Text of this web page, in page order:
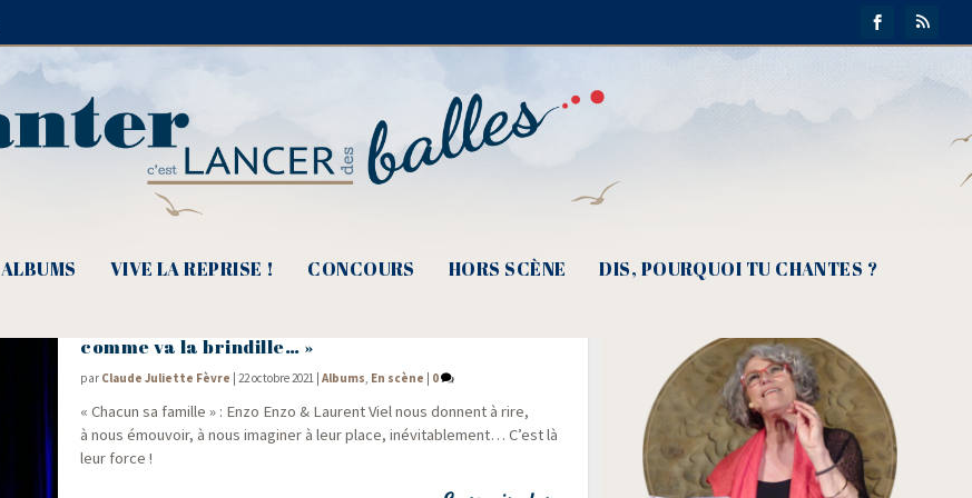
ALBUMS VIVE LA REPRISE ! CONCOURS HORS SCÈNE DIS, POURQUOI TU CHANTES ?
comme va la brindille… »
par Claude Juliette Fèvre |22 octobre 2021 |Albums, En scène 0
« Cha­cun sa famille » : Enzo Enzo & Laurent Viel nous donnent à rire,
à nous émou­voir, à nous ima­gi­ner à leur place, inévi­ta­ble­ment… C’est là
leur force !